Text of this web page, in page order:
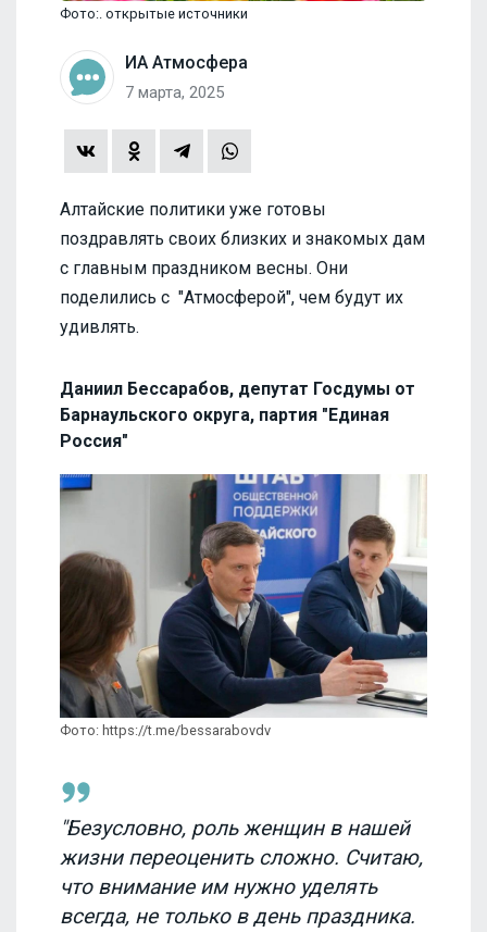
Фото:. открытые источники
ИА Атмосфера
7 марта, 2025
Алтайские политики уже готовы
поздравлять своих близких и знакомых дам
с главным праздником весны. Они
поделились с "Атмосферой", чем будут их
удивлять.
Даниил Бессарабов, депутат Госдумы от
Барнаульского округа, партия "Единая
Россия"
Фото: https://t.me/bessarabovdv
"Безусловно, роль женщин в нашей
жизни переоценить сложно. Считаю,
что внимание им нужно уделять
всегда, не только в день праздника.